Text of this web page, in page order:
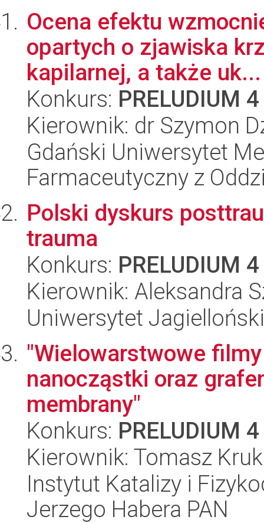
Ocena efektu
opartych o zjawiska
kapilarnej, a także uk...
Konkurs: PRELUDIUM 4
Kierownik: dr Szymon
Gdański Uniwersytet
Farmaceutyczny z
Polski dyskurs
trauma
Konkurs: PRELUDIUM 4
Kierownik: Aleksandra
Uniwersytet
"Wielowarstwowe
nanocząstki oraz
membrany"
Konkurs: PRELUDIUM 4
Kierownik: Tomasz Kruk
Instytut Katalizy i
Jerzego Habera PAN